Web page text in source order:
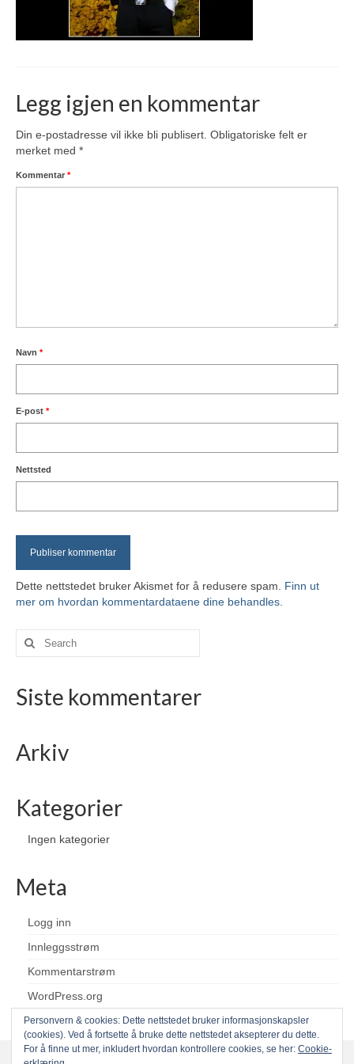
Legg igjen en kommentar
Din e-postadresse vil ikke bli publisert. Obligatoriske felt er
merket med *
Kommentar *
Navn *
E-post *
Nettsted
Dette nettstedet bruker Akismet for å redusere spam. Finn ut
mer om hvordan kommentardataene dine behandles.
Search
for:
Siste kommentarer
Arkiv
Kategorier
Ingen kategorier
Meta
Logg inn
Innleggsstrøm
Kommentarstrøm
WordPress.org
Personvern & cookies: Dette nettstedet bruker informasjonskapsler
(cookies). Ved å fortsette å bruke dette nettstedet aksepterer du dette.
For å finne ut mer, inkludert hvordan kontrollere cookies, se her: Cookie-